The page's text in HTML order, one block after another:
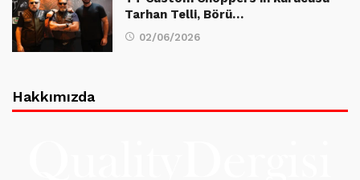
Tarhan Telli, Börü…
02/06/2026
Hakkımızda